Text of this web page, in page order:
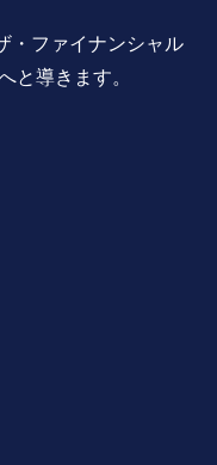
・ファイナンシャル
と導きます。